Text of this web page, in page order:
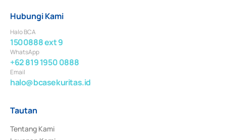
Hubungi Kami
Halo BCA
1500888 ext 9
WhatsApp
+62 819 1950 0888
Email
halo@bcasekuritas.id
Tautan
Tentang Kami